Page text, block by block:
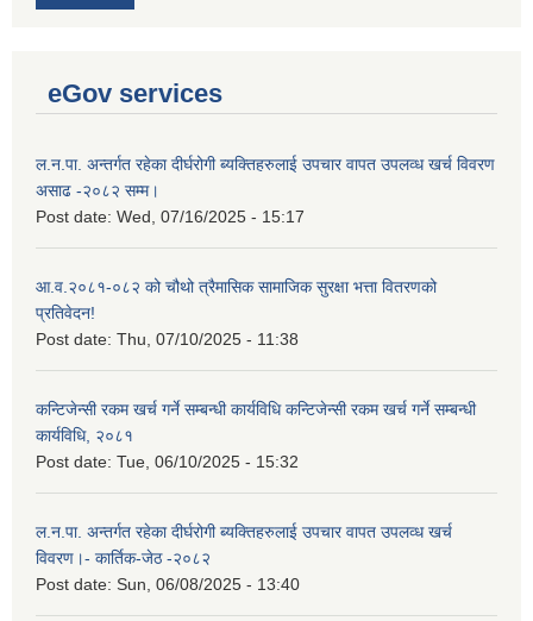
eGov services
ल.न.पा. अन्तर्गत रहेका दीर्घरोगी ब्यक्तिहरुलाई उपचार वापत उपलव्ध खर्च विवरण
असाढ -२०८२ सम्म।
Post date: Wed, 07/16/2025 - 15:17
आ.व.२०८१-०८२ को चौथो त्रैमासिक सामाजिक सुरक्षा भत्ता वितरणको
प्रतिवेदन!
Post date: Thu, 07/10/2025 - 11:38
कन्टिजेन्सी रकम खर्च गर्ने सम्बन्धी कार्यविधि कन्टिजेन्सी रकम खर्च गर्ने सम्बन्धी
कार्यविधि, २०८१
Post date: Tue, 06/10/2025 - 15:32
ल.न.पा. अन्तर्गत रहेका दीर्घरोगी ब्यक्तिहरुलाई उपचार वापत उपलव्ध खर्च
विवरण।- कार्तिक-जेठ -२०८२
Post date: Sun, 06/08/2025 - 13:40